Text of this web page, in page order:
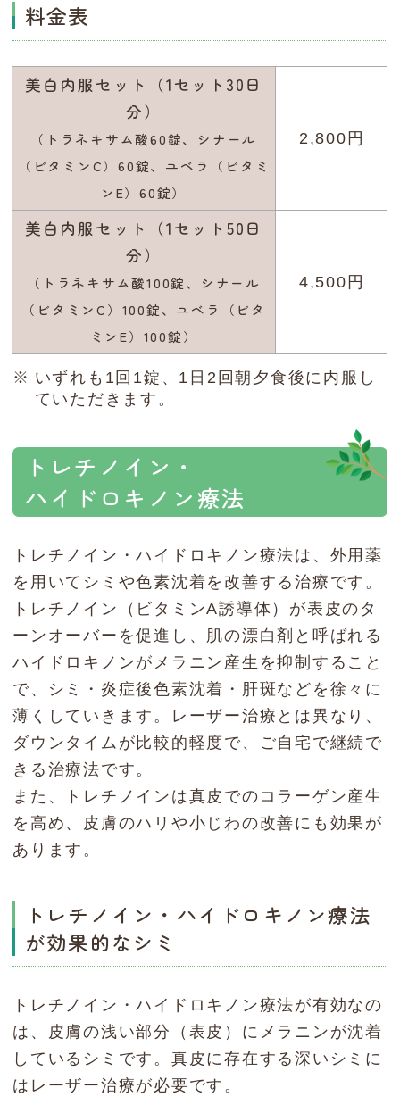
料金表
美白内服セット（1セット30日
分）
（トラネキサム酸60錠、シナール
（ビタミンC）60錠、ユベラ（ビタミ
ンE）60錠）
2,800円
美白内服セット（1セット50日
分）
（トラネキサム酸100錠、シナール
（ビタミンC）100錠、ユベラ（ビタ
ミンE）100錠）
4,500円
いずれも1回1錠、1日2回朝夕食後に内服し
ていただきます。
トレチノイン・
ハイドロキノン療法
トレチノイン・ハイドロキノン療法は、外用薬
を用いてシミや色素沈着を改善する治療です。
トレチノイン（ビタミンA誘導体）が表皮のタ
ーンオーバーを促進し、肌の漂白剤と呼ばれる
ハイドロキノンがメラニン産生を抑制すること
で、シミ・炎症後色素沈着・肝斑などを徐々に
薄くしていきます。レーザー治療とは異なり、
ダウンタイムが比較的軽度で、ご自宅で継続で
きる治療法です。
また、トレチノインは真皮でのコラーゲン産生
を高め、皮膚のハリや小じわの改善にも効果が
あります。
トレチノイン・ハイドロキノン療法
が効果的なシミ
トレチノイン・ハイドロキノン療法が有効なの
は、皮膚の浅い部分（表皮）にメラニンが沈着
しているシミです。真皮に存在する深いシミに
はレーザー治療が必要です。